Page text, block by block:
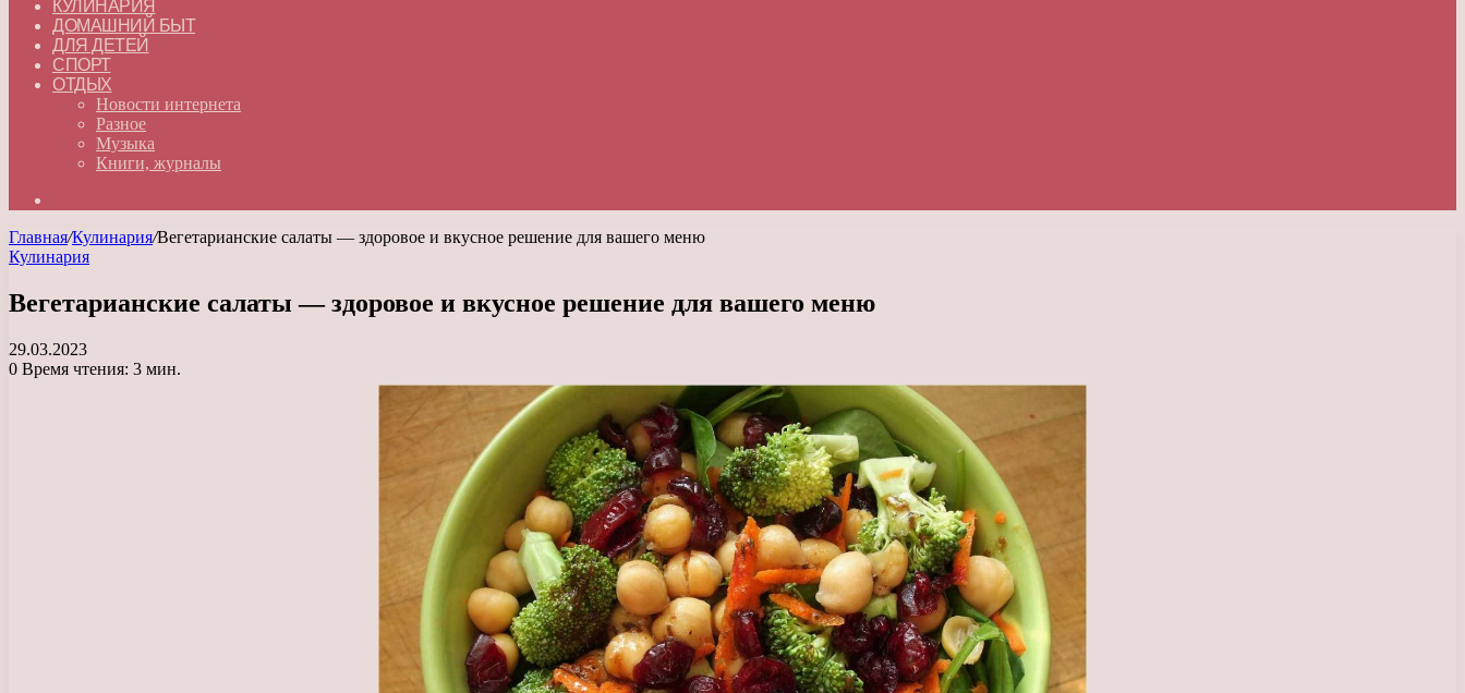
КУЛИНАРИЯ
ДОМАШНИЙ БЫТ
ДЛЯ ДЕТЕЙ
СПОРТ
ОТДЫХ
Новости интернета
Разное
Музыка
Книги, журналы
Главная/Кулинария/Вегетарианские салаты — здоровое и вкусное решение для вашего меню
Кулинария
Вегетарианские салаты — здоровое и вкусное решение для вашего меню
29.03.2023
0 Время чтения: 3 мин.